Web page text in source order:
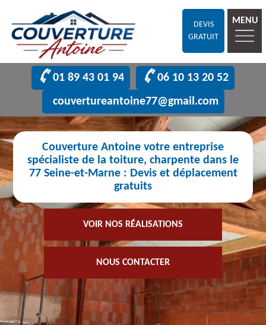
DEVIS
GRATUIT
MENU
01 89 43 01 94
06 10 13 20 52
couvertureantoine77@gmail.com
Couverture Antoine votre entreprise
spécialiste de la toiture, charpente dans le
77 Seine-et-Marne : Devis et déplacement
gratuits
VOIR NOS RÉALISATIONS
NOUS CONTACTER